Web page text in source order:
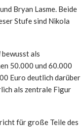
Bryan Lasme. Beide
Stufe sind Nikola
bewusst als
50.000 und 60.000
Euro deutlich darüber
als zentrale Figur
für große Teile des